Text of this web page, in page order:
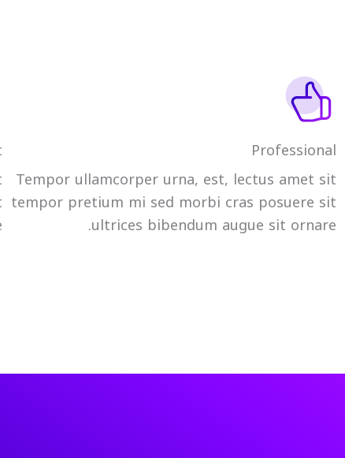
Professional
Tempor ullamcorper urna, est, lectus amet sit
tempor pretium mi sed morbi cras posuere sit
ultrices bibendum augue sit ornare.